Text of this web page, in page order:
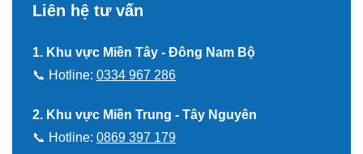
Liên hệ tư vấn
1. Khu vực Miền Tây - Đông Nam Bộ
📞 Hotline: 0334 967 286
2. Khu vực Miền Trung - Tây Nguyên
📞 Hotline: 0869 397 179